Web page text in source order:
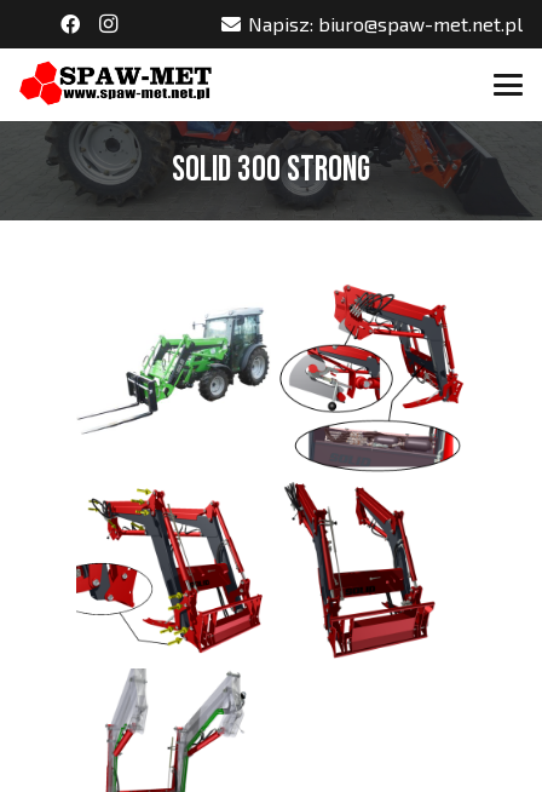
Napisz: biuro@spaw-met.net.pl
SOLID 300 STRONG